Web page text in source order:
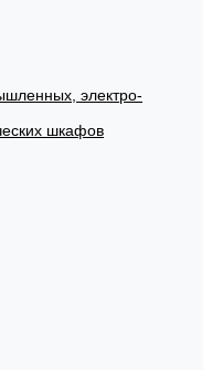
электро-
шкафов